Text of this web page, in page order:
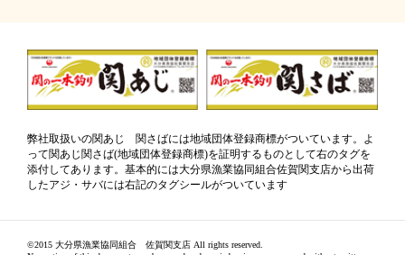
弊社取扱いの関あじ 関さばには地域団体登録商標がついています。よ
って関あじ関さば(地域団体登録商標)を証明するものとして右のタグを
添付してあります。基本的には大分県漁業協同組合佐賀関支店から出荷
したアジ・サバには右記のタグシールがついています
©2015 大分県漁業協同組合 佐賀関支店 All rights reserved.